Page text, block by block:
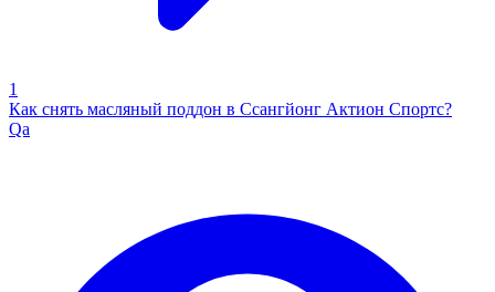
1
Как снять масляный поддон в Ссангйонг Актион Спортс?
Qa